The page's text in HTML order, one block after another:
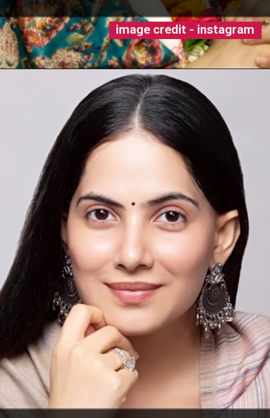
image credit - instagram